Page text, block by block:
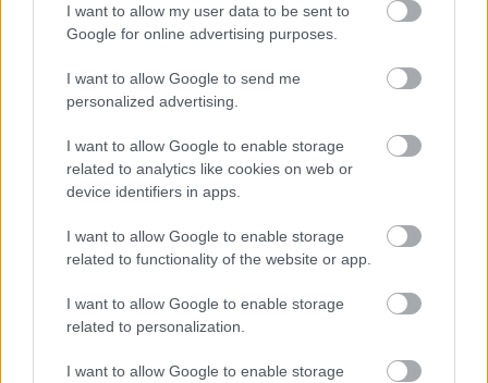
I want to allow my user data to be sent to
Google for online advertising purposes.
I want to allow Google to send me
personalized advertising.
I want to allow Google to enable storage
related to analytics like cookies on web or
device identifiers in apps.
I want to allow Google to enable storage
related to functionality of the website or app.
I want to allow Google to enable storage
related to personalization.
I want to allow Google to enable storage
Orientačná cena: 1,70 €/m2
www.guttashop.cz